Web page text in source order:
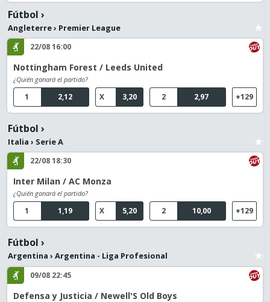
Fútbol ›
Angleterre› Premier League
22/08 16:00
Nottingham Forest / Leeds United
¿Quién ganará el partido?
2,12
1 3,20
X 2,97
2 +129
Fútbol ›
Italia › Serie A
22/08 18:30
Inter Milan / AC Monza
¿Quién ganará el partido?
1,19
1 5,20
X 10,00
2 +129
Fútbol ›
Argentina › Argentina - Liga Profesional
09/08 22:45
Defensa y Justicia / Newell'S Old Boys